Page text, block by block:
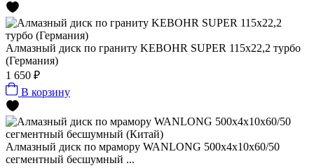
Алмазный диск по граниту KEBOHR SUPER 115x22,2 турбо
(Германия)
1 650 ₽
В корзину
Алмазный диск по мрамору WANLONG 500х4х10х60/50
сегментный бесшумный ...